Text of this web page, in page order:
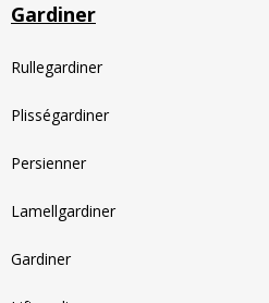
Gardiner
Rullegardiner
Plisségardiner
Persienner
Lamellgardiner
Gardiner